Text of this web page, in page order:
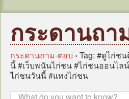
บุคลากร
ข้อมูลหน่วยงาน
กฎหมาย/ระเบียบ/คู่มือ
กระดานถา
กระดานถาม-ตอบ › Tag: #ดูไก่ช
นี้ #เว็บพนันไก่ชน #ไก่ชนออนไล
ไก่ชนวันนี้ #แทงไก่ชน